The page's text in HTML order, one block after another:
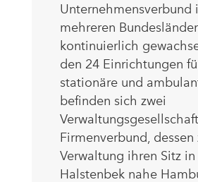
Unternehmensverbund
mehreren
kontinuierlich
den 24 Einrichtungen
stationäre und
befinden sich zwei
Firmenverbund, dessen
Verwaltung ihren Sitz in
Halstenbek nahe